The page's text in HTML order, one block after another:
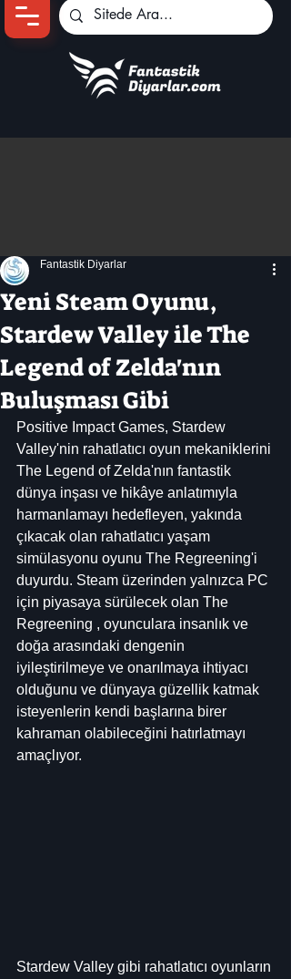
Black Desert
Dizi-Film Haberleri
Yeni Steam Oyunu,
Stardew Valley ile The
Legend of Zelda'nın
Buluşması Gibi
Fantastik Diyarlar
Positive Impact Games, Stardew
Valley'nin rahatlatıcı oyun mekaniklerini
The Legend of Zelda'nın fantastik
dünya inşası ve hikâye anlatımıyla
harmanlamayı hedefleyen, yakında
çıkacak olan rahatlatıcı yaşam
simülasyonu oyunu The Regreening'i
duyurdu. Steam üzerinden yalnızca PC
için piyasaya sürülecek olan The
Regreening , oyunculara insanlık ve
doğa arasındaki dengenin
iyileştirilmeye ve onarılmaya ihtiyacı
olduğunu ve dünyaya güzellik katmak
isteyenlerin kendi başlarına birer
kahraman olabileceğini hatırlatmayı
amaçlıyor.
Stardew Valley gibi rahatlatıcı oyunların